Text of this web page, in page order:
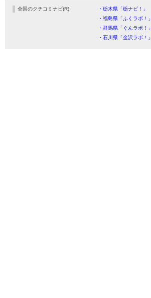
全国のクチコミナビ(R) ・栃木県「栃ナビ！」
・福島県「ふくラボ！」
・群馬県「ぐんラボ！」
・石川県「金沢ラボ！」